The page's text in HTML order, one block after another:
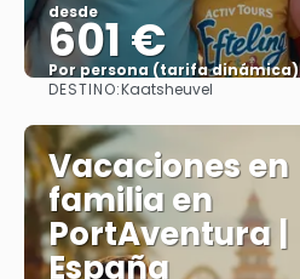
desde
601 €
Por persona (tarifa dinámica)
Ver más
DESTINO:Kaatsheuvel
Vacaciones en
familia en
PortAventura |
España